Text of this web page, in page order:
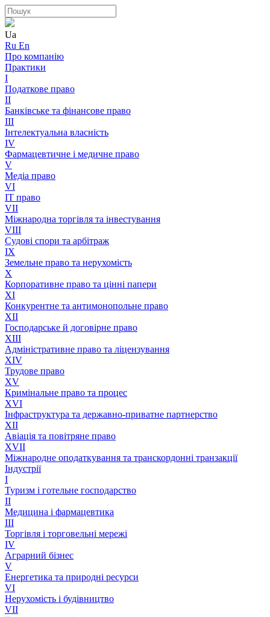
Ua
Ru En
Про компанію
Практики
I
Податкове право
II
Банківське та фінансове право
III
Інтелектуальна власність
IV
Фармацевтичне і медичне право
V
Медіа право
VI
IT право
VII
Міжнародна торгівля та інвестування
VIII
Судові спори та арбітраж
IX
Земельне право та нерухомість
X
Корпоративне право та цінні папери
XI
Конкурентне та антимонопольне право
XII
Господарське й договірне право
XIII
Адмiнiстративне право та лiцензування
XIV
Трудове право
XV
Кримінальне право та процес
XVI
Інфраструктура та державно-приватне партнерство
XII
Авіація та повітряне право
XVII
Міжнародне оподаткування та транскордонні транзакції
Індустрії
I
Туризм і готельне господарство
II
Медицина і фармацевтика
III
Торгівля і торговельні мережі
IV
Аграрний бізнес
V
Енергетика та природні ресурси
VI
Нерухомість і будівництво
VII